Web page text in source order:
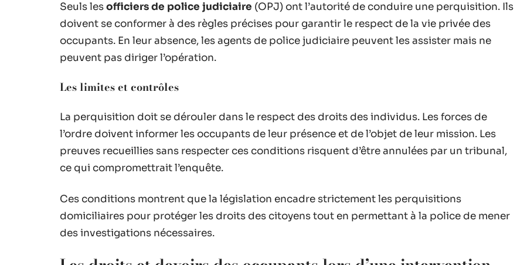
Seuls lesofficiers de police judiciaire (OPJ) ont l’autorité de conduire une perquisition. Ils
doivent se conformer à des règles précises pour garantir le respect de la vie privée des
occupants. En leur absence, les agents de police judiciaire peuvent les assister mais ne
peuvent pas diriger l’opération.
Les limites et contrôles
La perquisition doit se dérouler dans le respect des droits des individus. Les forces de
l’ordre doivent informer les occupants de leur présence et de l’objet de leur mission. Les
preuves recueillies sans respecter ces conditions risquent d’être annulées par un tribunal,
ce qui compromettrait l’enquête.
Ces conditions montrent que la législation encadre strictement les perquisitions
domiciliaires pour protéger les droits des citoyens tout en permettant à la police de mener
des investigations nécessaires.